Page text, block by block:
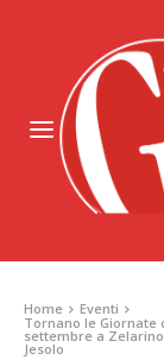
Home
Eventi
Tornano le Giornate
settembre a
Jesolo